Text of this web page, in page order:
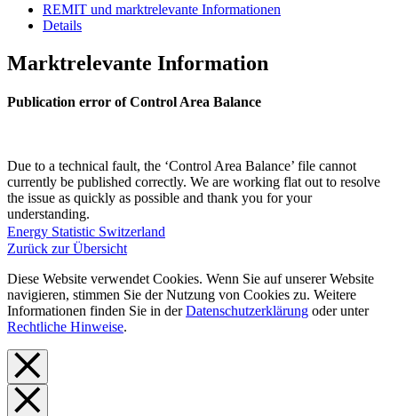
REMIT und marktrelevante Informationen
Details
Marktrelevante Information
Publication error of Control Area Balance
Due to a technical fault, the ‘Control Area Balance’ file cannot
currently be published correctly. We are working flat out to resolve
the issue as quickly as possible and thank you for your
understanding.
Energy Statistic Switzerland
Zurück zur Übersicht
Diese Website verwendet Cookies. Wenn Sie auf unserer Website
navigieren, stimmen Sie der Nutzung von Cookies zu. Weitere
Informationen finden Sie in derDatenschutzerklärung oder unter
Rechtliche Hinweise.